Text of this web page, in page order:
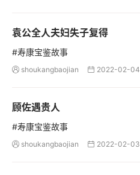
袁公全人夫妇失子复得
#寿康宝鉴故事
 shoukangbaojian  2022-02-04
顾佐遇贵人
#寿康宝鉴故事
 shoukangbaojian  2022-02-03